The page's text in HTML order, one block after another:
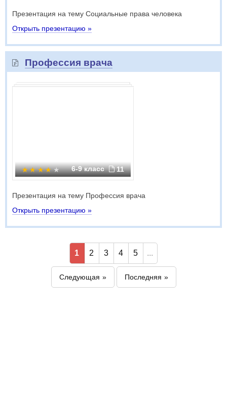
Презентация на тему Социальные права человека
Открыть презентацию »
Профессия врача
6-9 класс 11
Презентация на тему Профессия врача
Открыть презентацию »
1 2 3 4 5 ...
Следующая Последняя